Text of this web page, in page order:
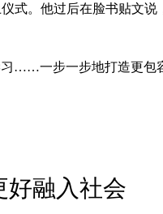
式。他过后在脸书贴文
……一步一步地打造更
好融入社会